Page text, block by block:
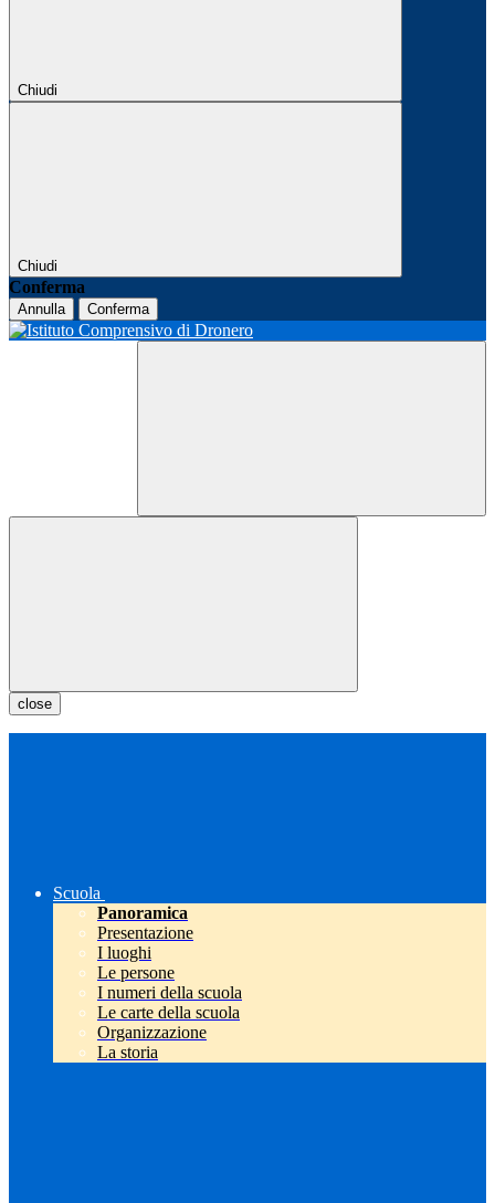
Chiudi
Chiudi
Conferma
Annulla Conferma
close
Scuola
Panoramica
Presentazione
I luoghi
Le persone
I numeri della scuola
Le carte della scuola
Organizzazione
La storia